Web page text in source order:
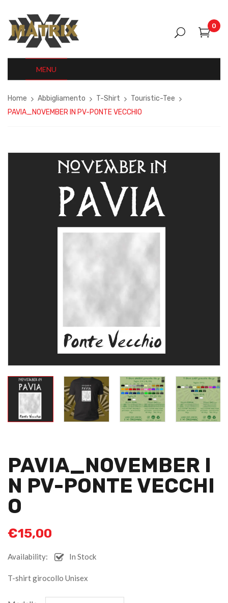
0
MENU
Home Abbigliamento T-Shirt
Touristic-Tee
PAVIA_NOVEMBER IN PV-PONTE VECCHIO
PAVIA_NOVEMBER I
N PV-PONTE VECCHI
O
€15,00
Availability: In Stock
T-shirt girocollo Unisex